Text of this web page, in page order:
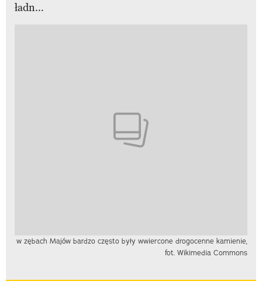
ładn...
w zębach Majów bardzo często były wwiercone drogocenne kamienie,
fot. Wikimedia Commons